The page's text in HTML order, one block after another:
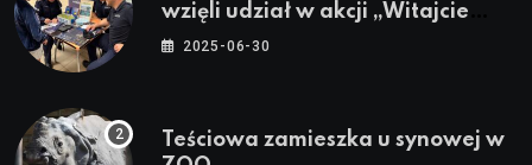
wzięli udział w akcji „Witajcie
Wakacje”
2025-06-30
Teściowa zamieszka u synowej w